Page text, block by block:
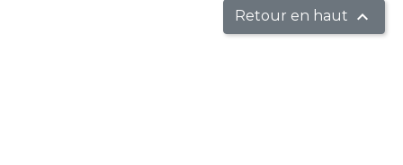
Retour en haut 